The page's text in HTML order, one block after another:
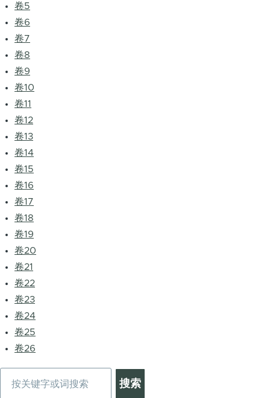
卷5
卷6
卷7
卷8
卷9
卷10
卷11
卷12
卷13
卷14
卷15
卷16
卷17
卷18
卷19
卷20
卷21
卷22
卷23
卷24
卷25
卷26